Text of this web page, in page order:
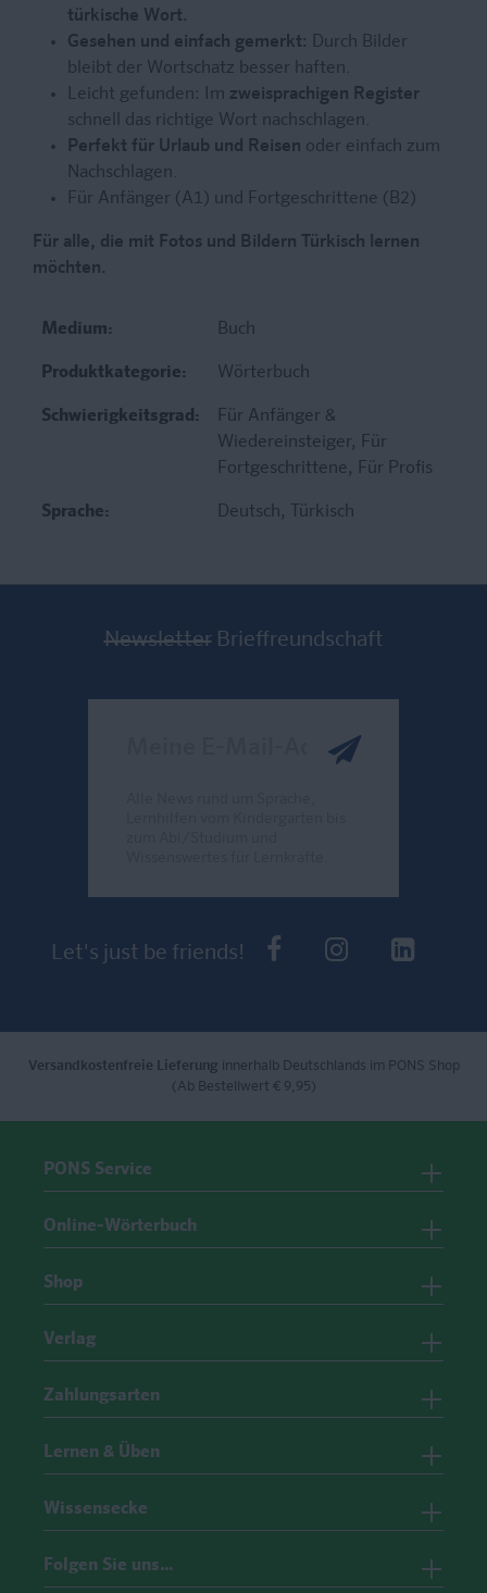
türkische Wort.
Gesehen und einfach gemerkt: Durch Bilder
bleibt der Wortschatz besser haften.
Leicht gefunden: Im zweisprachigen Register
schnell das richtige Wort nachschlagen.
Perfekt für Urlaub und Reisen oder einfach zum
Nachschlagen.
Für Anfänger (A1) und Fortgeschrittene (B2)
Für alle, die mit Fotos und Bildern Türkisch lernen
möchten.
Medium: Buch
Produktkategorie: Wörterbuch
Schwierigkeitsgrad:
Für Anfänger &
Wiedereinsteiger, Für
Fortgeschrittene, Für Profis
Sprache: Deutsch, Türkisch
Newsletter Brieffreundschaft
Let's just be friends! PONS beiPONS bei
Versandkostenfreie Lieferung innerhalb Deutschlands im PONS Shop
(Ab Bestellwert € 9,95)
PONS Service
Online-Wörterbuch
Shop
Verlag
Zahlungsarten
Lernen & Üben
Wissensecke
Folgen Sie uns…